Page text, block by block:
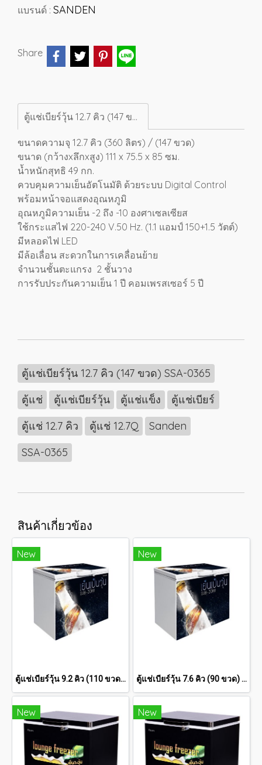
แบรนด์ : SANDEN
Share
ตู้แช่เบียร์วุ้น 12.7 คิว (147 ขวด) SSA-0365
ขนาดความจุ 12.7 คิว (360 ลิตร) / (147 ขวด)
ขนาด (กว้างxลึกxสูง) 111 x 75.5 x 85 ซม.
น้ำหนักสุทธิ 49 กก.
ควบคุมความเย็นอัตโนมัติ ด้วยระบบ Digital Control
พร้อมหน้าจอแสดงอุณหภูมิ
อุณหภูมิความเย็น -2 ถึง -10 องศาเซลเซียส
ใช้กระแสไฟ 220-240 V.50 Hz. (1.1 แอมป์ 150+1.5 วัตต์)
มีหลอดไฟ LED
มีล้อเลื่อน สะดวกในการเคลื่อนย้าย
จำนวนชั้นตะแกรง 2 ชั้นวาง
การรับประกันความเย็น 1 ปี คอมเพรสเซอร์ 5 ปี
ตู้แช่เบียร์วุ้น 12.7 คิว (147 ขวด) SSA-0365
ตู้แช่
ตู้แช่เบียร์วุ้น ตู้แช่แข็ง
ตู้แช่เบียร์
ตู้แช่ 12.7 คิว
ตู้แช่ 12.7Q
Sanden
SSA-0365
สินค้าเกี่ยวข้อง
New
ตู้แช่เบียร์วุ้น 9.2 คิว (110 ขวด) SSA-0275
New
ตู้แช่เบียร์วุ้น 7.6 คิว (90 ขวด) SSA-0215
New New